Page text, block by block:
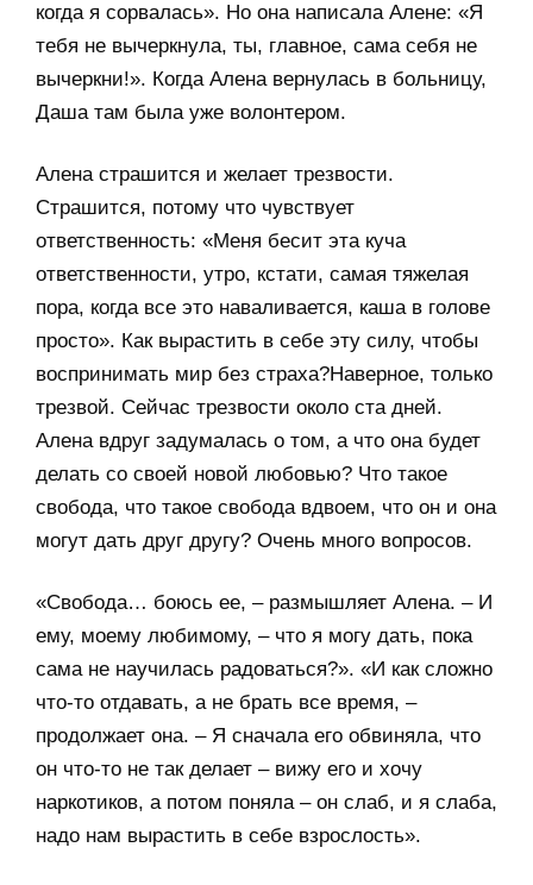
когда я сорвалась». Но она написала Алене: «Я
тебя не вычеркнула, ты, главное, сама себя не
вычеркни!». Когда Алена вернулась в больницу,
Даша там была уже волонтером.
Алена страшится и желает трезвости.
Страшится, потому что чувствует
ответственность: «Меня бесит эта куча
ответственности, утро, кстати, самая тяжелая
пора, когда все это наваливается, каша в голове
просто». Как вырастить в себе эту силу, чтобы
воспринимать мир без страха?Наверное, только
трезвой. Сейчас трезвости около ста дней.
Алена вдруг задумалась о том, а что она будет
делать со своей новой любовью? Что такое
свобода, что такое свобода вдвоем, что он и она
могут дать друг другу? Очень много вопросов.
«Свобода… боюсь ее, – размышляет Алена. – И
ему, моему любимому, – что я могу дать, пока
сама не научилась радоваться?». «И как сложно
что-то отдавать, а не брать все время, –
продолжает она. – Я сначала его обвиняла, что
он что-то не так делает – вижу его и хочу
наркотиков, а потом поняла – он слаб, и я слаба,
надо нам вырастить в себе взрослость».